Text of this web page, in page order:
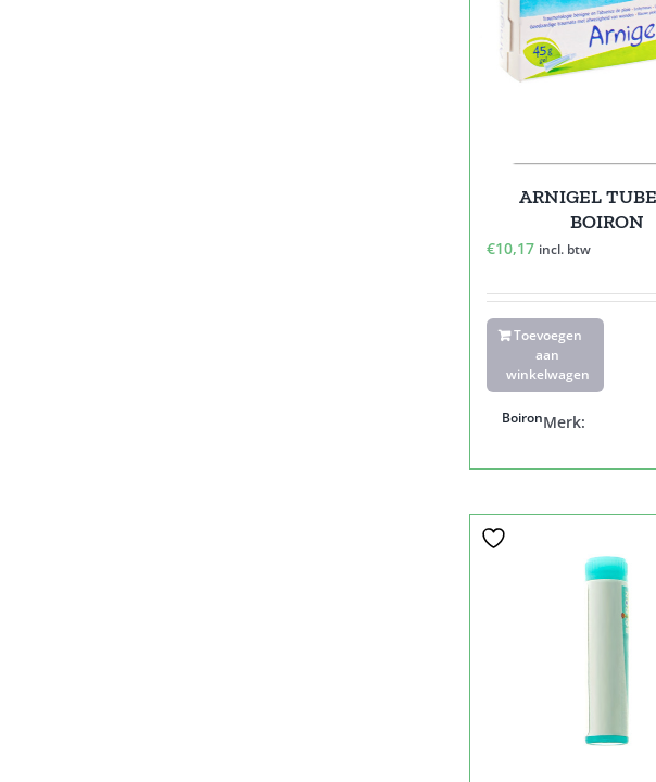
ARNIGEL
BOIRON
€10,17 incl. btw
Toevoegen
aan
winkelwagen
Merk:
Boiron